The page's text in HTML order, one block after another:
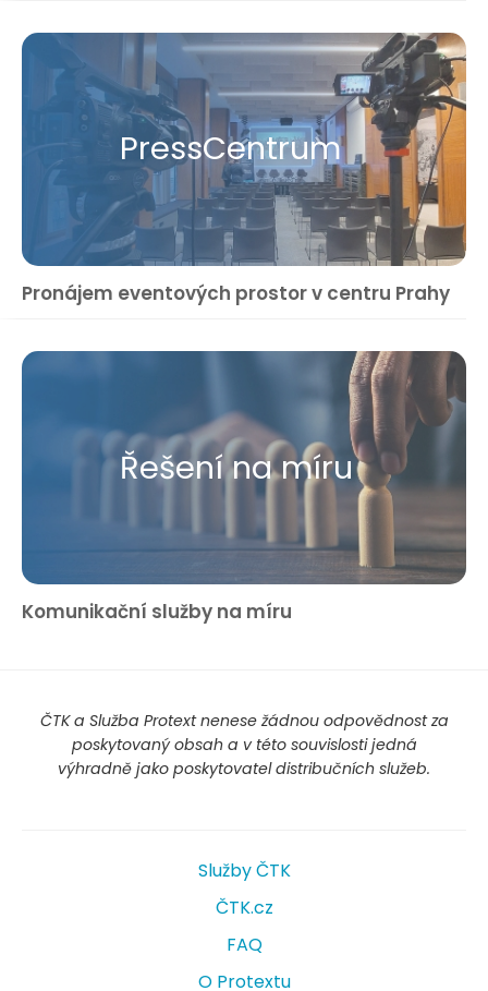
Press​Centrum
Pronájem eventových prostor v centru Prahy
Řešení na míru
Komunikační služby na míru
ČTK a Služba Protext nenese žádnou odpovědnost za
poskytovaný obsah a v této souvislosti jedná
výhradně jako poskytovatel distribučních služeb.
Služby ČTK
ČTK.cz
FAQ
O Protextu